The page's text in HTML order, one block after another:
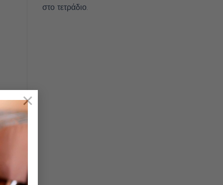
×
στο τετράδιο.